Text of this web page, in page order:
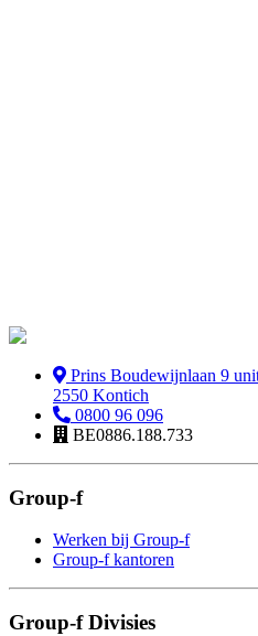
Prins Boudewijnlaan 9
2550 Kontich
0800 96 096
BE0886.188.733
Group-f
Werken bij Group-f
Group-f kantoren
Group-f Divisies